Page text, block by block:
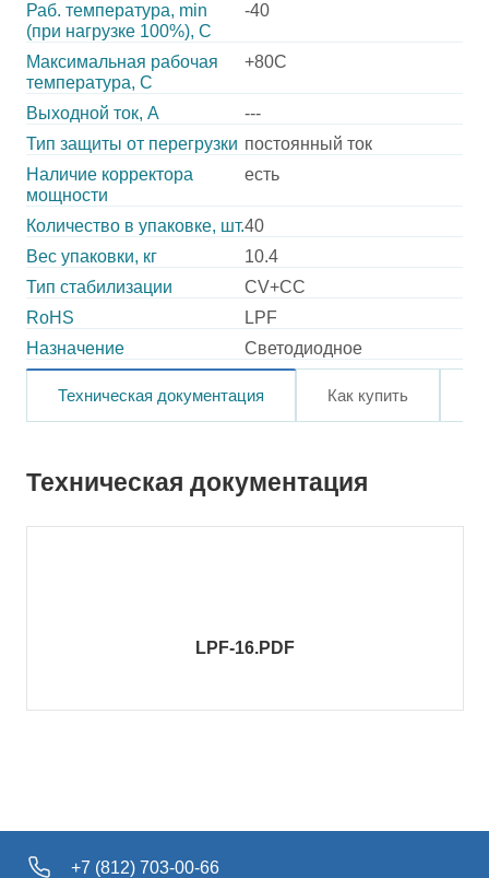
Раб. температура, min
(при нагрузке 100%), C
-40
Максимальная рабочая
температура, C
+80C
Выходной ток, А
---
Тип защиты от перегрузки постоянный ток
Наличие корректора
мощности
есть
Количество в упаковке, шт.40
Вес упаковки, кг
10.4
Тип стабилизации
CV+CC
RoHS
LPF
Назначение
Светодиодное
Техническая документация Как купить
Техническая документация
LPF-16.PDF
+7 (812) 703-00-66